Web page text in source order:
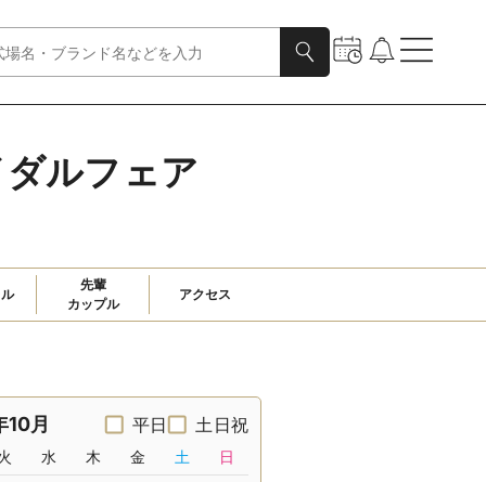
ルフェア
先輩
カップル
アクセス
月 平日 土日祝
水 木 金 土 日